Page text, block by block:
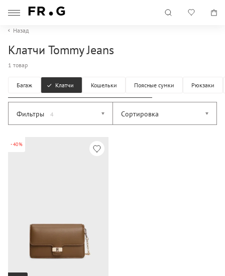
Назад
Клатчи Tommy Jeans
1 товар
Багаж Клатчи Кошельки Поясные сумки Рюкзаки
Фильтры 4 Сортировка
-40%